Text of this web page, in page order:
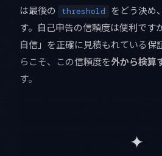
は最後の
threshold
をどう決め
す。自己申告の信頼度は便利です
自信」を正確に見積もれている保
らこそ、この信頼度を外から検算
す。
✦